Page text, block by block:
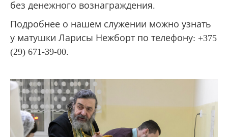
без денежного вознаграждения.
Подробнее о нашем служении можно узнать
у матушки Ларисы Нежборт по телефону: +375
(29) 671-39-00.